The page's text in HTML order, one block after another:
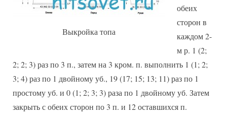
Выкройка топа
обеих
сторон в
каждом 2-
м р. 1 (2;
2; 2; 3) раз по 3 п., затем на 3 кром. п. выполнить 1 (1; 2;
3; 4) раз по 1 двойному уб., 19 (17; 15; 13; 11) раз по 1
простому уб. и 0 (1; 2; 3; 3) раза по 1 двойному уб. Затем
закрыть с обеих сторон по 3 п. и 12 оставшихся п.